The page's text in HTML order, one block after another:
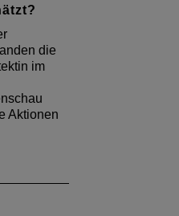
die
im
Aktionen